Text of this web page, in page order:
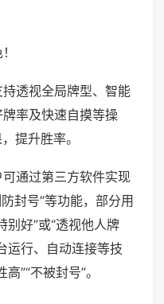
透视全局牌型、智能
率及快速自摸等操
提升胜率。
通过第三方软件实现
封号”等功能，部分用
别好”或“透视他人牌
运行、自动连接等技
”“不被封号”。